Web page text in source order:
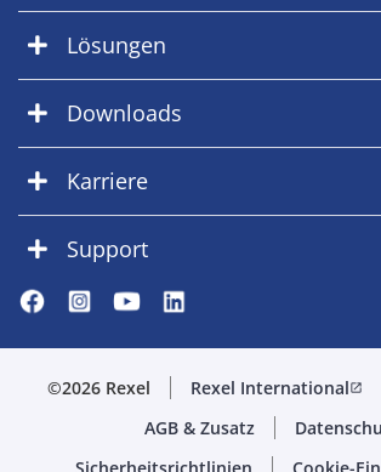
Lösungen
Downloads
Karriere
Support
©2026 Rexel Rexel Internationalopen_in_new
AGB & Zusatz